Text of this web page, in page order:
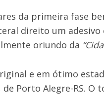
da primeira fase
direito um adesivo
oriundo da
e em ótimo
de Porto Alegre-RS. O